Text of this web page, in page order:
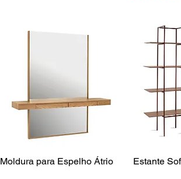
Moldura para Espelho Átrio Estante